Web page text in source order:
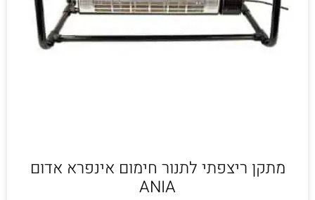
מתקן ריצפתי לתנור חימום אינפרא אדום
ANIA